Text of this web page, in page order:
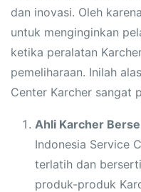
dan inovasi. Oleh
untuk menginginkan
ketika peralatan
pemeliharaan. Inilah
Center Karcher sangat
Ahli Karcher
Indonesia Service
terlatih dan
produk-produk